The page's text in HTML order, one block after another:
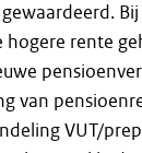
rente
van
VUT/